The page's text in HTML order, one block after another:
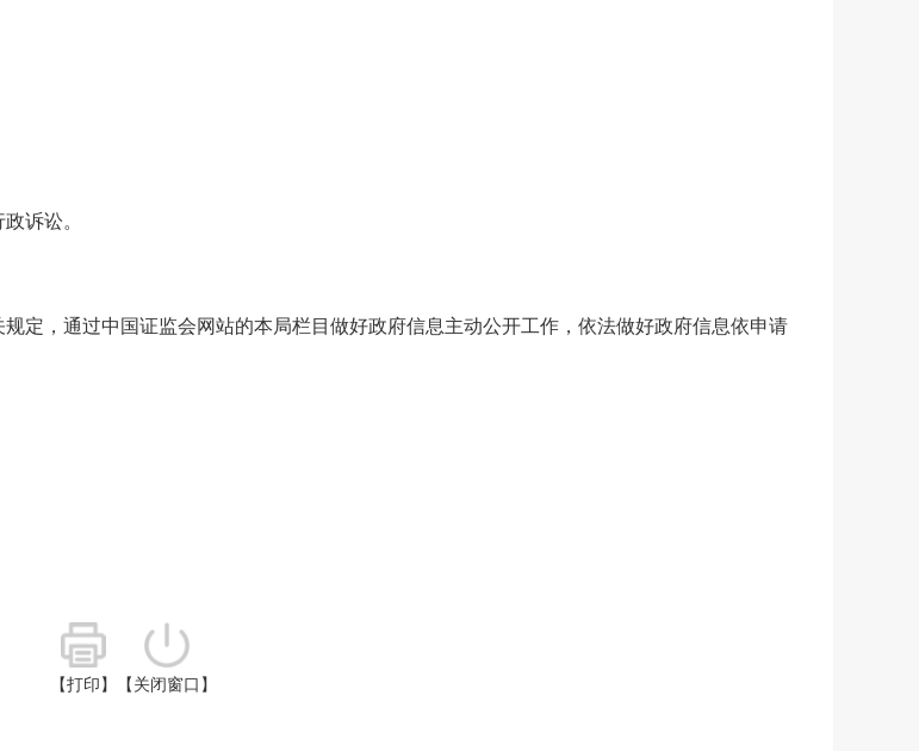
诉讼。
定，通过中国证监会网站的本局栏目做好政府信息主动公开工作，依法做好政府信息依申请
【打印】 【关闭窗口】